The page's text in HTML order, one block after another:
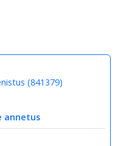
(841379)
annetus